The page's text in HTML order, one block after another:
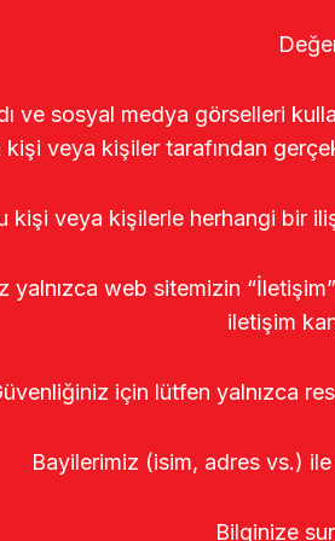
ve sosyal medya görselleri
veya kişiler tarafından
kişi veya kişilerle herhangi bir
web sitemizin
iletişim
için lütfen yalnızca
Bayilerimiz (isim, adres vs.)
Bilginize